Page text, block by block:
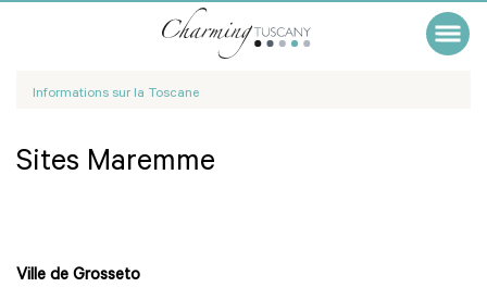
Informations sur la Toscane
Sites Maremme
Ville de Grosseto